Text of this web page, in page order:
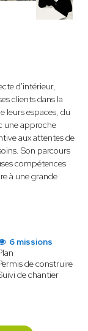
d'intérieur,
clients dans la
leurs espaces, du
une approche
aux attentes de
Son parcours
compétences
à une grande
6 missions
de construire
de chantier